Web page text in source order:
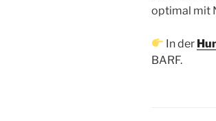
optimal mit
In der
BARF.